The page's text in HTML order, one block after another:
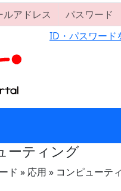
ID・パスワード
ーティング
ド » 応用 » コンピューテ